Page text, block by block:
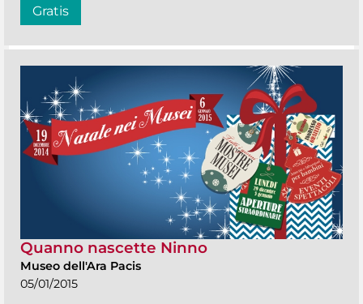
Gratis
Quanno nascette Ninno
Museo dell'Ara Pacis
05/01/2015